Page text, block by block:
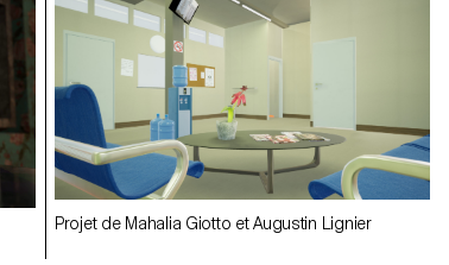
Projet de Mahalia Giotto et Augustin Lignier